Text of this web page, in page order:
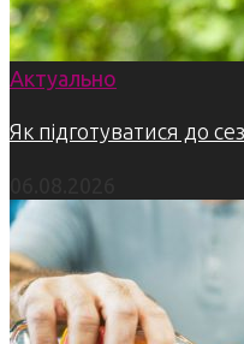
Актуально
Як підготуватися до